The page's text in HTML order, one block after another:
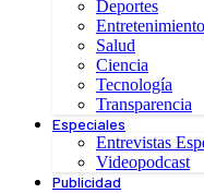
Deportes
Salud
Ciencia
Tecnología
Transparencia
Especiales
Entrevistas
Videopodcast
Publicidad